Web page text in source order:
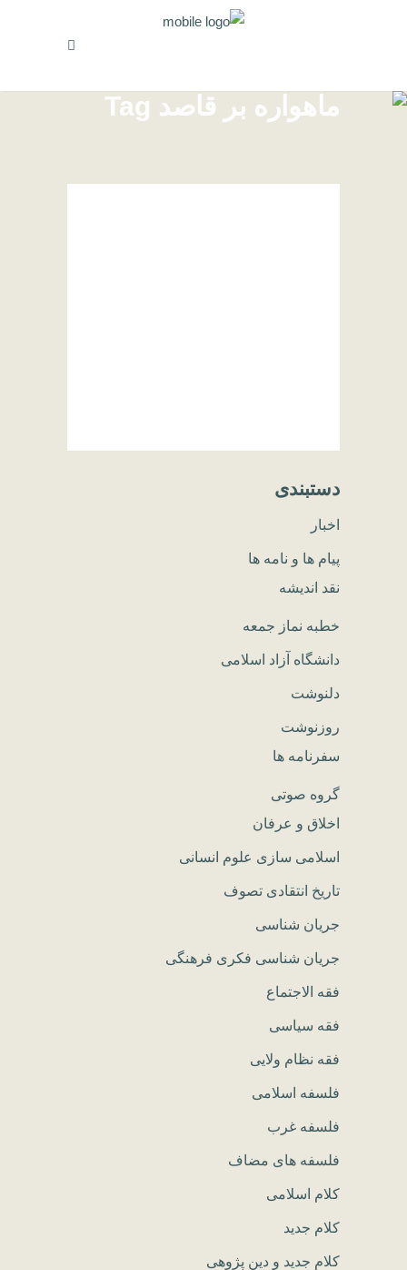
ماهواره بر قاصد Tag
دستبندی
اخبار
پیام ها و نامه ها
نقد اندیشه
خطبه نماز جمعه
دانشگاه آزاد اسلامی
دلنوشت
روزنوشت
سفرنامه ها
گروه صوتی
اخلاق و عرفان
اسلامی سازی علوم انسانی
تاریخ انتقادی تصوف
جریان شناسی
جریان شناسی فکری فرهنگی
فقه الاجتماع
فقه سیاسی
فقه نظام ولایی
فلسفه اسلامی
فلسفه غرب
فلسفه های مضاف
کلام اسلامی
کلام جدید
کلام جدید و دین پژوهی